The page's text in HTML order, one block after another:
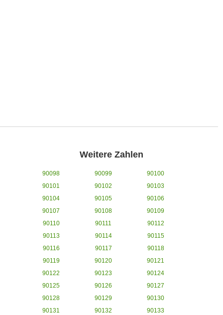
Weitere Zahlen
90098 90099
90100
90101
90102
90103
90104
90105
90106
90107
90108
90109
90110
90111
90112
90113
90114
90115
90116
90117
90118
90119
90120
90121
90122
90123
90124
90125
90126
90127
90128
90129
90130
90131
90132
90133